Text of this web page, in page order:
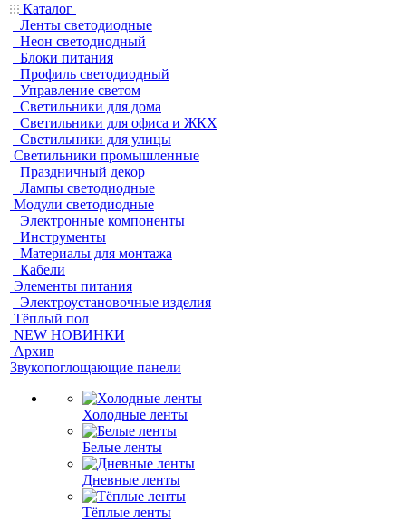
Каталог
Ленты светодиодные
Неон светодиодный
Блоки питания
Профиль светодиодный
Управление светом
Светильники для дома
Светильники для офиса и ЖКХ
Светильники для улицы
Светильники промышленные
Праздничный декор
Лампы светодиодные
Модули светодиодные
Электронные компоненты
Инструменты
Материалы для монтажа
Кабели
Элементы питания
Электроустановочные изделия
Тёплый пол
NEW НОВИНКИ
Архив
Звукопоглощающие панели
Холодные ленты
Белые ленты
Дневные ленты
Тёплые ленты